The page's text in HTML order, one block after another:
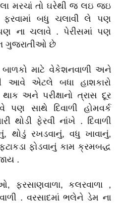
મરચાં તો ઘરેથી જ લઇ જઇ
બધુ ચલાવી લે પણ
ના ચલાવે . પેરીસમાં પણ
ગુજરાતીઓ છે
બાળકો માટે વેકેશનવાળી અને
આવે એટલે બધા હાશકારો
અને પરીક્ષાનો ત્રાસ દૂર
પણ સાથે દિવાળી હોમવર્ક
થોડી ફેરવી નાંખે . દિવાળી
થોડું રખડવાનું, વધુ ખાવાનું,
ફોડવાનું કામ ક્રમબદ્ધ
.
ફરસાણવાળા, કલરવાળા ,
. વરસાદમાં ભલેને ડેમ ના